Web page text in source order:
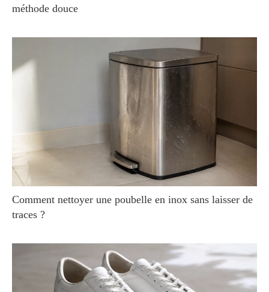
méthode douce
Comment nettoyer une poubelle en inox sans laisser de
traces ?